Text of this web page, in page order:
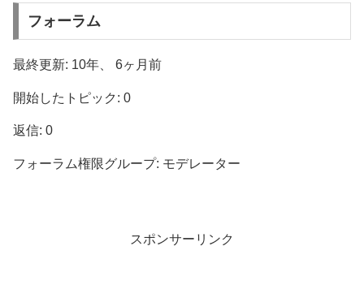
フォーラム
最終更新: 10年、 6ヶ月前
開始したトピック: 0
返信: 0
フォーラム権限グループ: モデレーター
スポンサーリンク